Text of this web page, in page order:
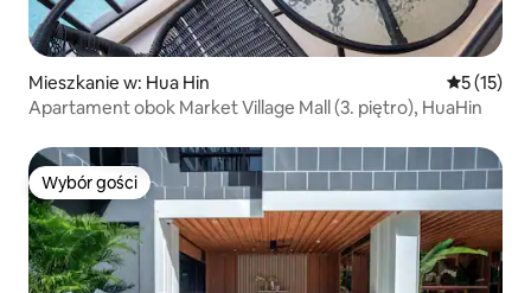
Mieszkanie w: Hua Hin Średnia
5 (15)
Apartament obok Market Village Mall (3. piętro), HuaHin
Wybór gości
Wybór gości